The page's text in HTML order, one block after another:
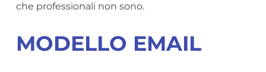
che professionali non sono.
MODELLO EMAIL